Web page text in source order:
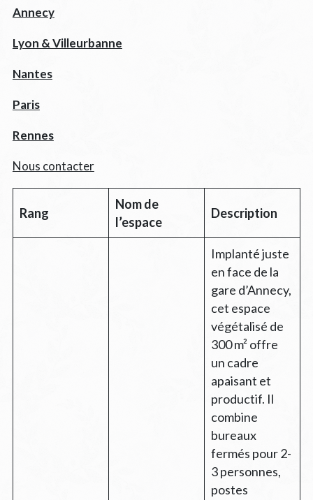
Annecy
Lyon & Villeurbanne
Nantes
Paris
Rennes
Nous contacter
Rang
Nom de
l’espace
Description
Implanté juste
en face de la
gare d’Annecy,
cet espace
végétalisé de
300 m² offre
un cadre
apaisant et
productif. Il
combine
bureaux
fermés pour 2-
3 personnes,
postes